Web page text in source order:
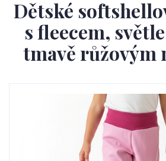
Dětské
s fleecem,
tmavě růžovým